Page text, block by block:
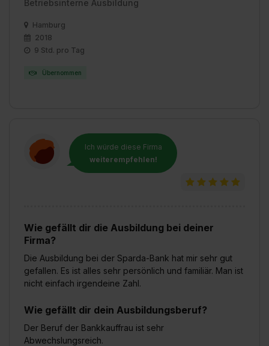
Betriebsinterne Ausbildung
Hamburg
2018
9 Std. pro Tag
Übernommen
Ich würde diese Firma
weiterempfehlen!
Wie gefällt dir die Ausbildung bei deiner
Firma?
Die Ausbildung bei der Sparda-Bank hat mir sehr gut
gefallen. Es ist alles sehr persönlich und familiär. Man ist
nicht einfach irgendeine Zahl.
Wie gefällt dir dein Ausbildungsberuf?
Der Beruf der Bankkauffrau ist sehr
Abwechslungsreich.